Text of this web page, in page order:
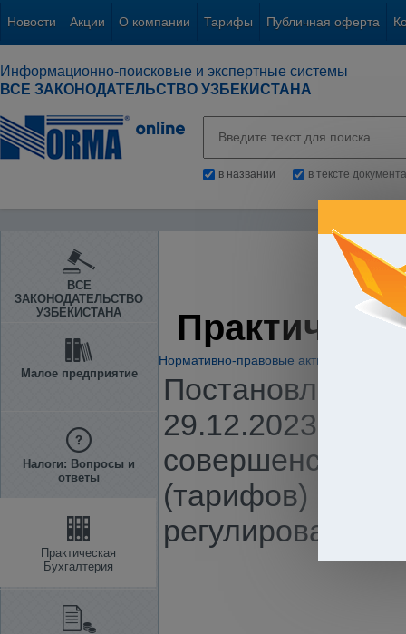
Новости Акции О компании Тарифы Публичная оферта
Информационно-поисковые и экспертные системы
ВСЕ ЗАКОНОДАТЕЛЬСТВО УЗБЕКИСТАНА
в названии в тексте документа
ВСЕ
ЗАКОНОДАТЕЛЬСТВО
УЗБЕКИСТАНА
Малое предприятие
Налоги: Вопросы и
ответы
Практическая
Бухгалтерия
Нормативно-правовые акты
Постановление
29.12.2023 г. N
(тарифов) на
регулированию"